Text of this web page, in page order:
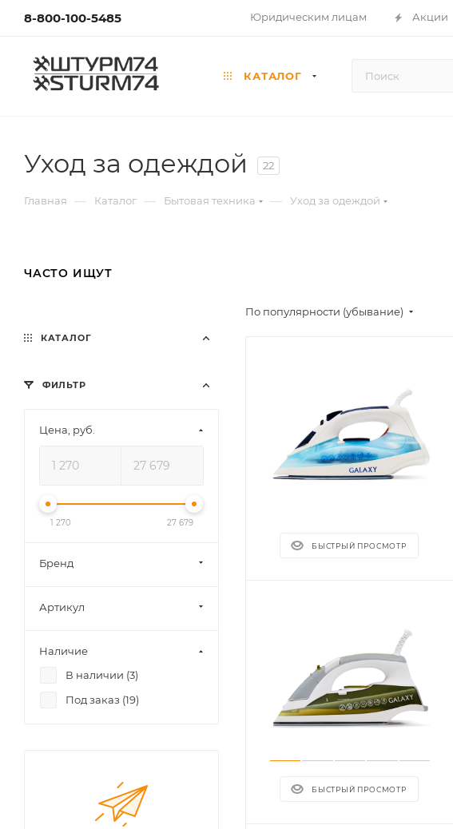
8-800-100-5485 Юридическим лицам Акции
КАТАЛОГ
Уход за одеждой 22
Главная — Каталог — Бытовая техника — Уход за одеждой
ЧАСТО ИЩУТ
По популярности (убывание)
БЫСТРЫЙ ПРОСМОТР
БЫСТРЫЙ ПРОСМОТР
КАТАЛОГ
ФИЛЬТР
Цена, руб.
1 270 27 679
Бренд
Артикул
Наличие
В наличии (3)
Под заказ (19)